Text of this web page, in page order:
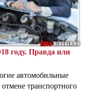
году. Правда или
автомобильные
транспортного